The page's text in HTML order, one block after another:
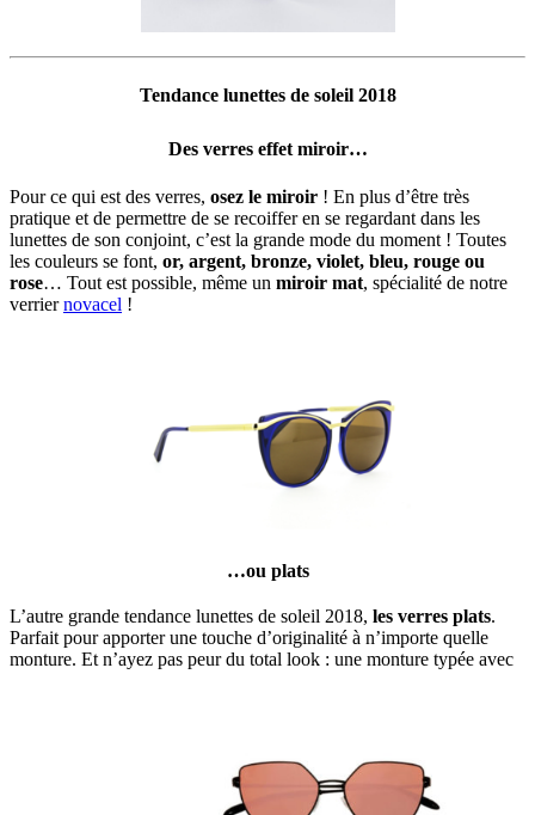
Tendance lunettes de soleil 2018
Des verres effet miroir…
Pour ce qui est des verres, osez le miroir ! En plus d’être très
pratique et de permettre de se recoiffer en se regardant dans les
lunettes de son conjoint, c’est la grande mode du moment ! Toutes
les couleurs se font, or, argent, bronze, violet, bleu, rouge ou
rose… Tout est possible, même un miroir mat, spécialité de notre
verriernovacel !
…ou plats
L’autre grande tendance lunettes de soleil 2018, les verres plats.
Parfait pour apporter une touche d’originalité à n’importe quelle
monture. Et n’ayez pas peur du total look : une monture typée avec